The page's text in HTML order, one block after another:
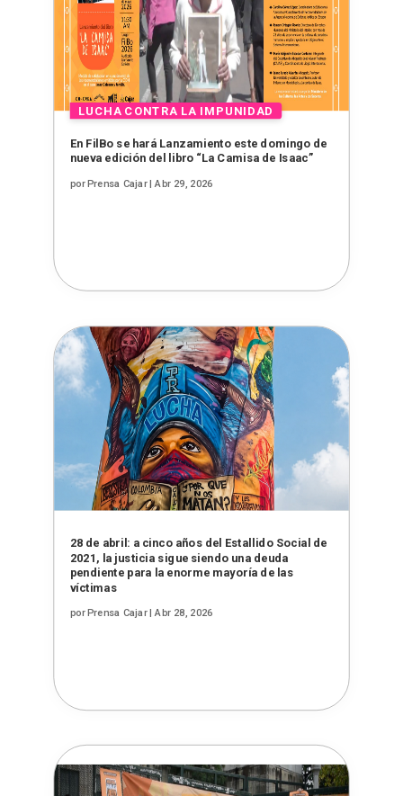
En FilBo se hará Lanzamiento este domingo de
nueva edición del libro “La Camisa de Isaac”
porPrensa Cajar|Abr 29, 2026
28 de abril: a cinco años del Estallido Social de
2021, la justicia sigue siendo una deuda
pendiente para la enorme mayoría de las
víctimas
porPrensa Cajar| Abr 28, 2026